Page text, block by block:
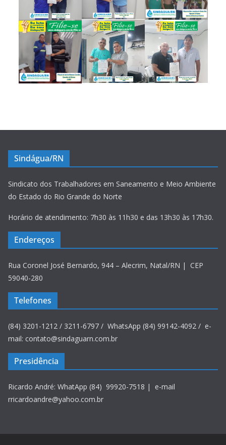
Sindágua/RN
Sindicato dos Trabalhadores em Saneamento e Meio Ambiente
do Estado do Rio Grande do Norte
Horário de atendimento: 7h30 às 11h30 e das 13h30 às 17h30.
Endereços
Rua Coronel José Bernardo, 944 – Alecrim, Natal/RN | CEP
59040-280
Telefones
(84) 3201-1212 / 3211-6797 / WhatsApp (84) 99142-4092 / e-
mail: contato@sindaguarn.com.br
Presidência
Ricardo André: WhatApp (84) 99920-7518 | e-mail
rricardoandre@yahoo.com.br